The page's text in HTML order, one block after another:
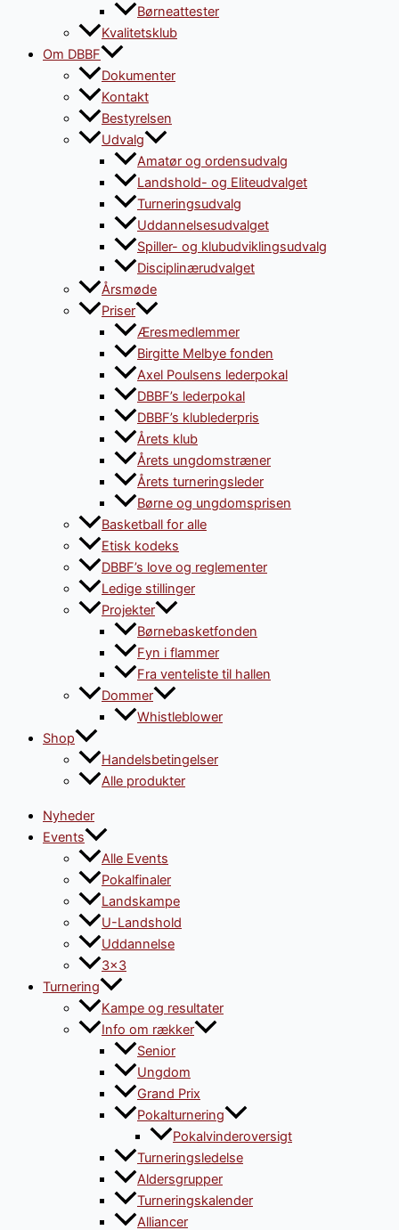
Børneattester
Kvalitetsklub
Om DBBF
Dokumenter
Kontakt
Bestyrelsen
Udvalg
Amatør og ordensudvalg
Landshold- og Eliteudvalget
Turneringsudvalg
Uddannelsesudvalget
Spiller- og klubudviklingsudvalg
Disciplinærudvalget
Årsmøde
Priser
Æresmedlemmer
Birgitte Melbye fonden
Axel Poulsens lederpokal
DBBF’s lederpokal
DBBF’s klublederpris
Årets klub
Årets ungdomstræner
Årets turneringsleder
Børne og ungdomsprisen
Basketball for alle
Etisk kodeks
DBBF’s love og reglementer
Ledige stillinger
Projekter
Børnebasketfonden
Fyn i flammer
Fra venteliste til hallen
Dommer
Whistleblower
Shop
Handelsbetingelser
Alle produkter
Nyheder
Events
Alle Events
Pokalfinaler
Landskampe
U-Landshold
Uddannelse
3×3
Turnering
Kampe og resultater
Info om rækker
Senior
Ungdom
Grand Prix
Pokalturnering
Pokalvinderoversigt
Turneringsledelse
Aldersgrupper
Turneringskalender
Alliancer